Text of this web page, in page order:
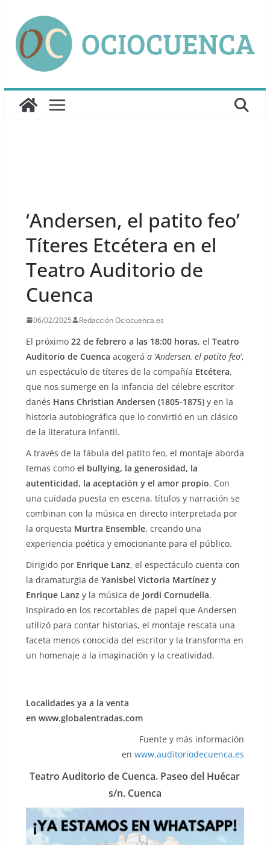
contenido
‘Andersen, el patito feo’
Títeres Etcétera en el
Teatro Auditorio de
Cuenca
06/02/2025 Redacción Ociocuenca.es
El próximo 22 de febrero a las 18:00 horas, el Teatro
Auditorio de Cuenca acogerá a ‘Andersen, el patito feo‘,
un espectáculo de títeres de la compañía Etcétera,
que nos sumerge en la infancia del célebre escritor
danés Hans Christian Andersen (1805-1875)y en la
historia autobiográfica que lo convirtió en un clásico
de la literatura infantil.
A través de la fábula del patito feo, el montaje aborda
temas como el bullying, la generosidad, la
autenticidad, la aceptación y el amor propio. Con
una cuidada puesta en escena, títulos y narración se
combinan con la música en directo interpretada por
la orquesta Murtra Ensemble, creando una
experiencia poética y emocionante para el público.
Dirigido por Enrique Lanz, el espectáculo cuenta con
la dramaturgia de Yanisbel Victoria Martínez y
Enrique Lanz y la música de Jordi Cornudella.
Inspirado en los recortables de papel que Andersen
utilizó para contar historias, el montaje rescata una
faceta menos conocida del escritor y la transforma en
un homenaje a la imaginación y la creatividad.
Localidades ya a la venta
en www.globalentradas.com
Fuente y más información
enwww.auditoriodecuenca.es
Teatro Auditorio de Cuenca. Paseo del Huécar
s/n. Cuenca